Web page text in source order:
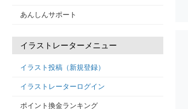
あんしんサポート
イラストレーターメニュー
イラスト投稿（新規登録）
イラストレーターログイン
ポイント換金ランキング